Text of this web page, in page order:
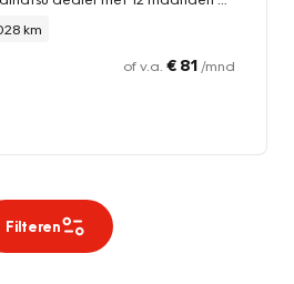
km
of v.a. € 81 /mnd
Filteren